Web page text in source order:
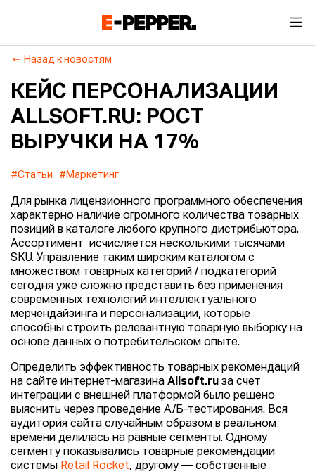
Назад к новостям
КЕЙС ПЕРСОНАЛИЗАЦИИ
ALLSOFT.RU: РОСТ
ВЫРУЧКИ НА 17%
#Статьи #Маркетинг
Для рынка лицензионного программного обеспечения
характерно наличие огромного количества товарных
позиций в каталоге любого крупного дистрибьютора.
Ассортимент исчисляется несколькими тысячами
SKU. Управление таким широким каталогом с
множеством товарных категорий / подкатегорий
сегодня уже сложно представить без применения
современных технологий интеллектуального
мерчендайзинга и персонализации, которые
способны строить релевантную товарную выборку на
основе данных о потребительском опыте.
Определить эффективность товарных рекомендаций
на сайте интернет-магазина Allsoft.ru за счет
интеграции с внешней платформой было решено
выяснить через проведение А/Б-тестирования. Вся
аудитория сайта случайным образом в реальном
времени делилась на равные сегменты. Одному
сегменту показывались товарные рекомендации
системы Retail Rocket, другому — собственные